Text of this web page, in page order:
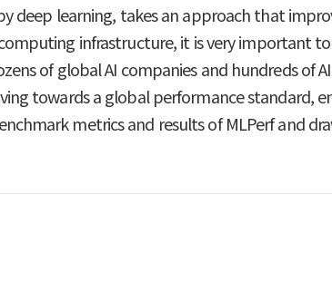
deep learning, takes an approach that
infrastructure, it is very important to
of global AI companies and hundreds of
towards a global performance standard,
metrics and results of MLPerf and